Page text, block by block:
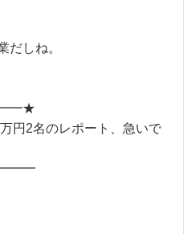
だしね。
円2名のレポート、急いで